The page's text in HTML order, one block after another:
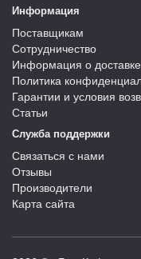
Информация
Поставщикам
Сотрудничество
Информация о доставке
Политика
Гарантии и условия
Статьи
Служба поддержки
Связаться с нами
Отзывы
Производители
Карта сайта